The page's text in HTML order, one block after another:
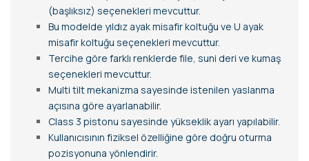
(başlıksız) seçenekleri mevcuttur.
Bu modelde yıldız ayak misafir koltuğu ve U ayak
misafir koltuğu seçenekleri mevcuttur.
Tercihe göre farklı renklerde file, suni deri ve kumaş
seçenekleri mevcuttur.
Multi tilt mekanizma sayesinde istenilen yaslanma
açısına göre ayarlanabilir.
Class 3 pistonu sayesinde yükseklik ayarı yapılabilir.
Kullanıcısının fiziksel özelliğine göre doğru oturma
pozisyonuna yönlendirir.